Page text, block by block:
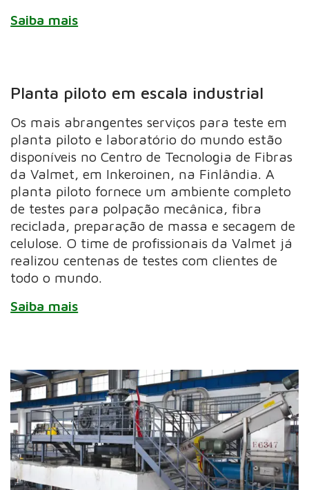
Saiba mais
Planta piloto em escala industrial
Os mais abrangentes serviços para teste em
planta piloto e laboratório do mundo estão
disponíveis no Centro de Tecnologia de Fibras
da Valmet, em Inkeroinen, na Finlândia. A
planta piloto fornece um ambiente completo
de testes para polpação mecânica, fibra
reciclada, preparação de massa e secagem de
celulose. O time de profissionais da Valmet já
realizou centenas de testes com clientes de
todo o mundo.
Saiba mais